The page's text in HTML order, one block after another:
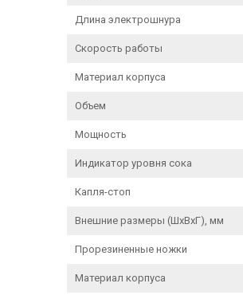
Длина электрошнура
Скорость работы
Материал корпуса
Объем
Мощность
Индикатор уровня сока
Капля-стоп
Внешние размеры (ШхВхГ), мм
Прорезиненные ножки
Материал корпуса